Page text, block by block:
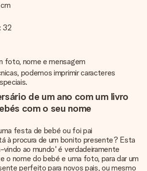
32
foto, nome e mensagem
podemos imprimir caracteres
de um ano com um livro
com o seu nome
festa de bebé ou foi pai
à procura de um bonito presente? Esta
vindo ao mundo' é verdadeiramente
o nome do bebé e uma foto, para dar um
perfeito para novos pais, ou mesmo